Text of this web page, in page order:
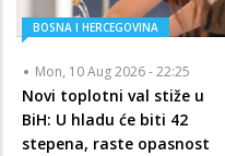
BOSNA I HERCEGOVINA
Mon, 10 Aug 2026 - 22:25
Novi toplotni val stiže u
BiH: U hladu će biti 42
stepena, raste opasnost